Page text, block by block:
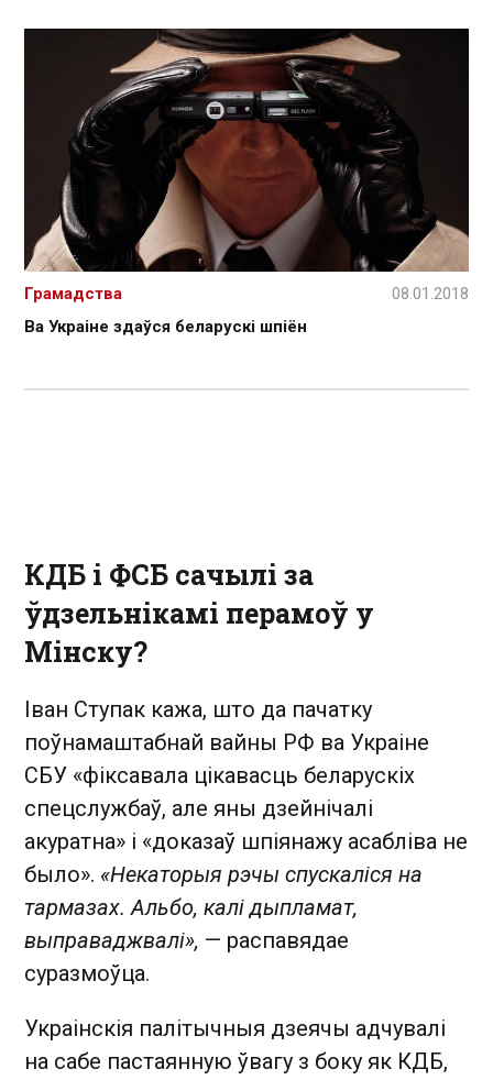
Ва Украіне здаўся беларускі шпіён
Грамадства 08.01.2018
КДБ і ФСБ сачылі за
ўдзельнікамі перамоў у
Мінску?
Іван Ступак кажа, што да пачатку
поўнамаштабнай вайны РФ ва Украіне
СБУ «фіксавала цікавасць беларускіх
спецслужбаў, але яны дзейнічалі
акуратна» і «доказаў шпіянажу асабліва не
было». «Некаторыя рэчы спускаліся на
тармазах. Альбо, калі дыпламат,
выправаджвалі», — распавядае
суразмоўца.
Украінскія палітычныя дзеячы адчувалі
на сабе пастаянную ўвагу з боку як КДБ,